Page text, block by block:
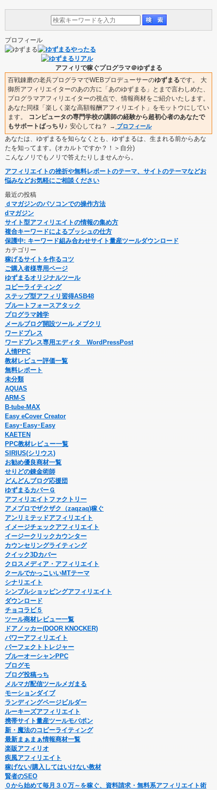
プロフィール
アフィリで稼ぐプログラマ＠ゆずまる
百戦錬磨の老兵プログラマでWEBプロデューサーのゆずまるです。 大
御所アフィリエイターのあの方に「あのゆずまる」とまで言わしめた、
プログラマアフィリエイターの視点で、情報商材をご紹介いたします。
あなた同様「楽しく楽な高額報酬アフィリエイト」をモットウにしてい
ます。
コンピュータの専門学校の講師の経験から超初心者のあなたで
もサポートばっちり♪ 安心してね？ → プロフィール
あなたは、ゆずまるを知らなくとも、ゆずまるは、生まれる前からあな
たを知ってます。(オカルトですか？！＞自分)
こんなノリでもノリで答えたりしませんから。
アフィリエイトの挫折や無料レポートのテーマ、サイトのテーマなどお
悩みなどお気軽にご相談ください
最近の投稿
ｄマガジンのパソコンでの操作方法
dマガジン
サイト型アフィリエイトの情報の集め方
複合キーワードによるプッシュの仕方
保護中: キーワード組み合わせサイト量産ツールダウンロード
カテゴリー
稼げるサイトを作るコツ
ご購入者様専用ページ
ゆずまるオリジナルツール
コピーライティング
ステップ型アフィリ習得ASB48
ブルートフォースアタック
プログラマ雑学
メールブログ開設ツール メブクリ
ワードプレス
ワードプレス専用エディタ WordPressPost
人情PPC
教材レビュー評価一覧
無料レポート
未分類
AQUAS
ARM-S
B-tube-MAX
Easy eCover Creator
Easy･Easy･Easy
KAETEN
PPC教材レビュー一覧
SIRIUS(シリウス)
お勧め優良商材一覧
せりどの錬金術師
どんどんブログ応援団
ゆずまるカバーＧ
アフィリエイトファクトリー
アメブロでザクザク（zaqzaq)稼ぐ
アンリミテッドアフィリエイト
イメージチェックアフィリエイト
イージークリックカウンター
カウンセリングライティング
クイック3Dカバー
クロスメディア・アフィリエイト
クールでかっこいいMTテーマ
シナリエイト
シンプルショッピングアフィリエイト
ダウンロード
チョコラビ５
ツール商材レビュー一覧
ドアノッカー(DOOR KNOCKER)
パワーアフィリエイト
パーフェクトトレジャー
ブルーオーシャンPPC
ブログモ
ブログ投稿っち
メルマガ配信ツールメガまる
モーションダイブ
ランディングページビルダー
ルーキーズアフィリエイト
携帯サイト量産ツールモバポン
新・魔法のコピーライティング
最新まぁまぁ情報商材一覧
楽販アフィリオ
疾風アフィリエイト
稼げない/購入してはいけない教材
賢者のSEO
０から始めて毎月３０万～を稼ぐ、資料請求・無料系アフィリエイト術